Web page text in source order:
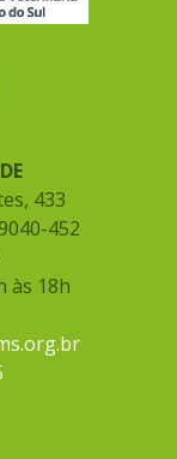
433
452
às 18h